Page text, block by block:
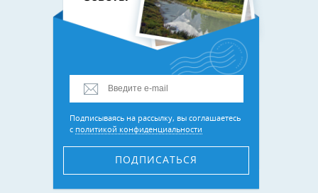
Подписываясь на рассылку, вы соглашаетесь
с политикой конфиденциальности
ПОДПИСАТЬСЯ